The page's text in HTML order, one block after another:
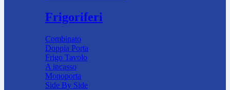
Frigoriferi
Combinato
Doppia Porta
Frigo Tavolo
A incasso
Monoporta
Side By Side